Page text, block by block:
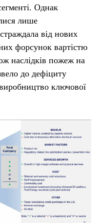
Однак
лише
від нових
форсунок вартістю
наслідків пожеж на
до дефіциту
ключової